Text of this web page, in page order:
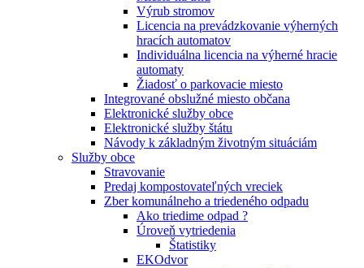
Výrub stromov
Licencia na prevádzkovanie výherných
hracích automatov
Individuálna licencia na výherné hracie
automaty
Žiadosť o parkovacie miesto
Integrované obslužné miesto občana
Elektronické služby obce
Elektronické služby štátu
Návody k základným životným situáciám
Služby obce
Stravovanie
Predaj kompostovateľných vreciek
Zber komunálneho a triedeného odpadu
Ako triedime odpad ?
Úroveň vytriedenia
Štatistiky
EKOdvor